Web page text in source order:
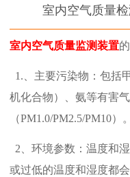
室内空气质量
室内空气质量监测装置
1.、主要污染物：包括
机化合物）、氨等有害
（PM1.0/PM2.5/PM10）。
2、环境参数：温度和
或过低的温度和湿度都